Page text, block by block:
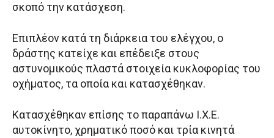
σκοπό την κατάσχεση.
Επιπλέον κατά τη διάρκεια του ελέγχου, ο
δράστης κατείχε και επέδειξε στους
αστυνομικούς πλαστά στοιχεία κυκλοφορίας του
οχήματος, τα οποία και κατασχέθηκαν.
Κατασχέθηκαν επίσης το παραπάνω Ι.Χ.Ε.
αυτοκίνητο, χρηματικό ποσό και τρία κινητά